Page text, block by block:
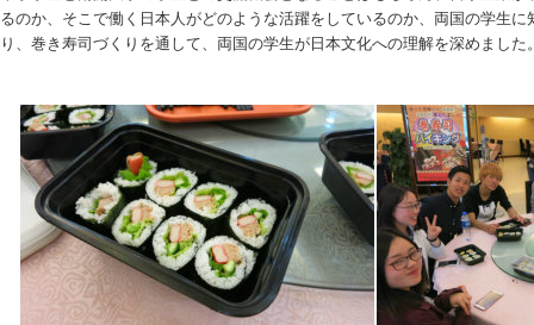
るのか、そこで働く日本人がどのような活躍をしているのか、両国の学生
り、巻き寿司づくりを通して、両国の学生が日本文化への理解を深めました